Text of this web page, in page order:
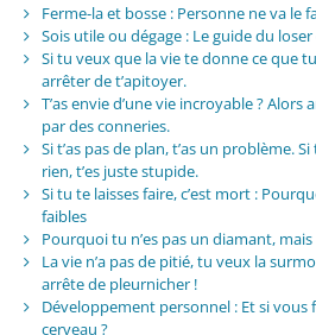
Ferme-la et bosse : Personne ne va le
Sois utile ou dégage : Le guide du
Si tu veux que la vie te donne ce que
arrêter de t’apitoyer.
T’as envie d’une vie incroyable ?
par des conneries.
Si t’as pas de plan, t’as un problème.
rien, t’es juste stupide.
Si tu te laisses faire, c’est mort :
faibles
Pourquoi tu n’es pas un diamant,
La vie n’a pas de pitié, tu veux la
arrête de pleurnicher !
Développement personnel : Et si vous
cerveau ?